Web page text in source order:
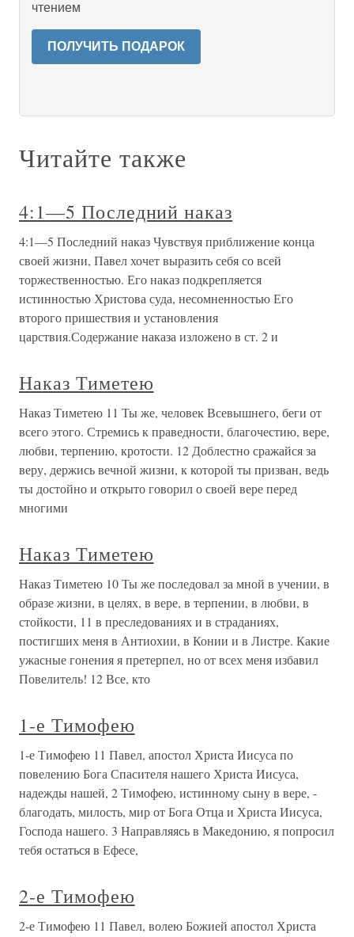
чтением
ПОЛУЧИТЬ ПОДАРОК
Читайте также
4:1—5 Последний наказ
4:1—5 Последний наказ Чувствуя приближение конца
своей жизни, Павел хочет выразить себя со всей
торжественностью. Его наказ подкрепляется
истинностью Христова суда, несомненностью Его
второго пришествия и установления
царствия.Содержание наказа изложено в ст. 2 и
Наказ Тиметею
Наказ Тиметею 11 Ты же, человек Всевышнего, беги от
всего этого. Стремись к праведности, благочестию, вере,
любви, терпению, кротости. 12 Доблестно сражайся за
веру, держись вечной жизни, к которой ты призван, ведь
ты достойно и открыто говорил о своей вере перед
многими
Наказ Тиметею
Наказ Тиметею 10 Ты же последовал за мной в учении, в
образе жизни, в целях, в вере, в терпении, в любви, в
стойкости, 11 в преследованиях и в страданиях,
постигших меня в Антиохии, в Конии и в Листре. Какие
ужасные гонения я претерпел, но от всех меня избавил
Повелитель! 12 Все, кто
1-е Тимофею
1-е Тимофею 11 Павел, апостол Христа Иисуса по
повелению Бога Спасителя нашего Христа Иисуса,
надежды нашей, 2 Тимофею, истинному сыну в вере, -
благодать, милость, мир от Бога Отца и Христа Иисуса,
Господа нашего. 3 Направляясь в Македонию, я попросил
тебя остаться в Ефесе,
2-е Тимофею
2-е Тимофею 11 Павел, волею Божией апостол Христа